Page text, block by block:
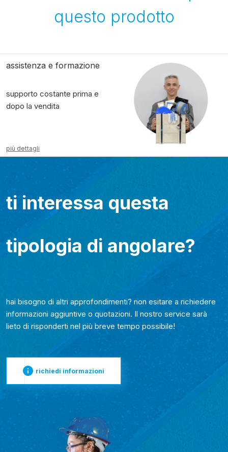
questo prodotto
assistenza e formazione
supporto costante prima e
dopo la vendita
più dettagli
ti interessa questa
tipologia di angolare?
hai bisogno di altri approfondimenti? non esitare a richiedere
informazioni aggiuntive o quotazioni. Il nostro service sarà
lieto di risponderti nel più breve tempo possibile!
richiedi informazioni